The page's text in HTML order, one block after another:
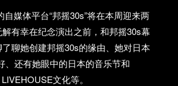
自媒体平台“邦摇30s”将在本周迎来两
有幸在纪念演出之前，和邦摇30s幕
聊她创建邦摇30s的缘由、她对日本
、还有她眼中的日本的音乐节和
LIVEHOUSE文化等。